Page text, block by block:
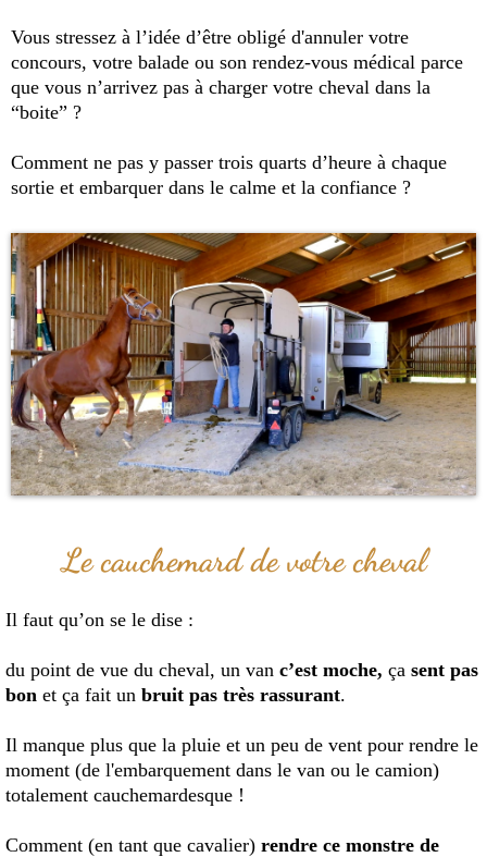
Vous stressez à l’idée d’être obligé d'annuler votre
concours, votre balade ou son rendez-vous médical parce
que vous n’arrivez pas à charger votre cheval dans la
“boite” ?
Comment ne pas y passer trois quarts d’heure à chaque
sortie et embarquer dans le calme et la confiance ?
Le cauchemard de votre cheval
Il faut qu’on se le dise :
du point de vue du cheval, un van c’est moche, ça sent pas
bon et ça fait un bruit pas très rassurant.
Il manque plus que la pluie et un peu de vent pour rendre le
moment (de l'embarquement dans le van ou le camion)
totalement cauchemardesque !
Comment (en tant que cavalier) rendre ce monstre de